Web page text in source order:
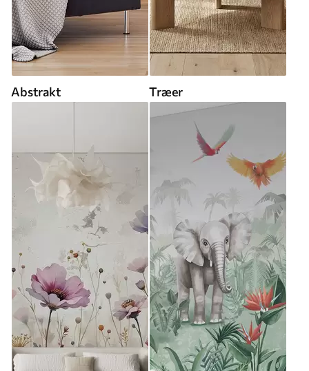
Abstrakt Træer